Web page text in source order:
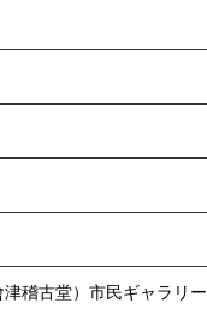
稽古堂）市民ギャラリー